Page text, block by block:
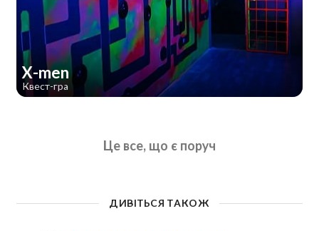
X-men
Квест-гра
Це все, що є поруч
ДИВІТЬСЯ ТАКОЖ